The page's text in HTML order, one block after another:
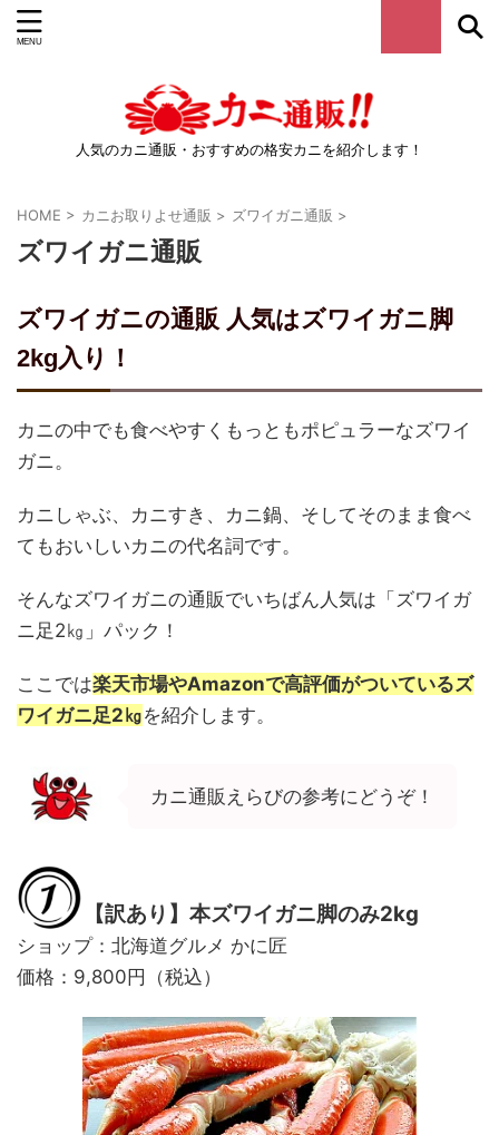
人気のカニ通販・おすすめの格安カニを紹介します！
HOME > カニお取りよせ通販 > ズワイガニ通販 >
ズワイガニ通販
ズワイガニの通販 人気はズワイガニ脚
2kg入り！
カニの中でも食べやすくもっともポピュラーなズワイ
ガニ。
カニしゃぶ、カニすき、カニ鍋、そしてそのまま食べ
てもおいしいカニの代名詞です。
そんなズワイガニの通販でいちばん人気は「ズワイガ
ニ足2㎏」パック！
ここでは楽天市場やAmazonで高評価がついているズ
ワイガニ足2㎏を紹介します。
カニ通販えらびの参考にどうぞ！
【訳あり】本ズワイガニ脚のみ2kg
ショップ：北海道グルメ かに匠
価格：9,800円（税込）